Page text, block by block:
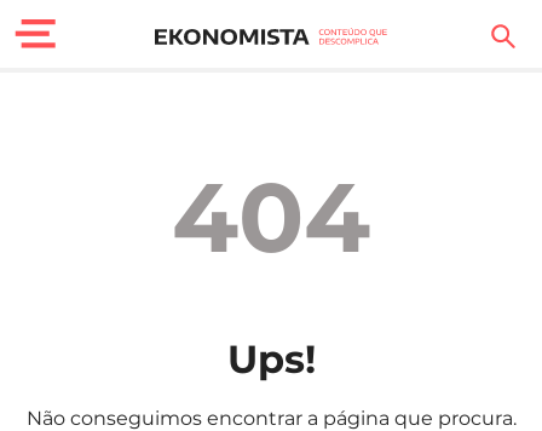
Carreira
Sociedade
404
Ups!
Não conseguimos encontrar a página que procura.